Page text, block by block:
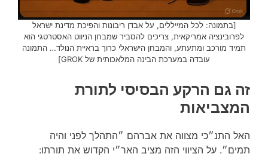
[בתמונה: לכל המייללים, על אבדן ריבונות והפיכת מדינת ישראל
לפרובינציה אמריקאית, צריכים להסביר שמבחן הניווט האסטרטגי הוא
תמיד מורכב ומתעתע, והמבחן הישראלי כרוך בראיית הנולד… התמונה
עובדה במערכת הבינה המלאכותית של GROK]
זה גם הרקע הבסיסי לתורת
המצביאות
האל התנ״כי מצווה את אברהם ״התהלך לפני והיה
תמים״. על הציווי הזה מציב האר״י הקדוש את תורתו: